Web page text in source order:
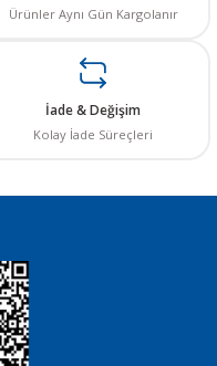
Ürünler Aynı Gün Kargolanır
İade & Değişim
Kolay İade Süreçleri